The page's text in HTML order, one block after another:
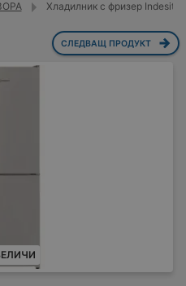
Хладилник с фризер Indesit
СЛЕДВАЩ ПРОДУКТ